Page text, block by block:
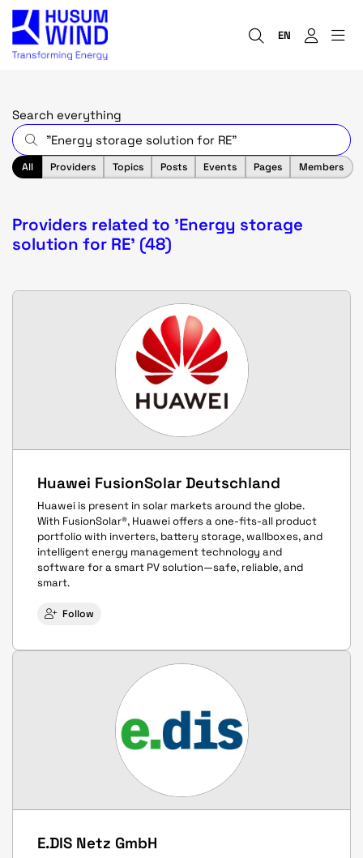
EN
Search everything
All Providers Topics Posts Events Pages Members
Providers related to 'Energy storage
solution for RE' (48)
Huawei FusionSolar Deutschland
Huawei is present in solar markets around the globe.
With FusionSolar®, Huawei offers a one-fits-all product
portfolio with inverters, battery storage, wallboxes, and
intelligent energy management technology and
software for a smart PV solution—safe, reliable, and
smart.
Follow
E.DIS Netz GmbH